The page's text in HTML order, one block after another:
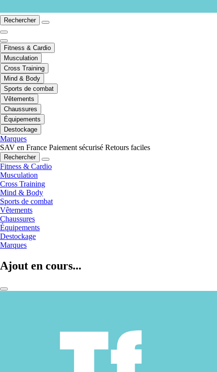
Rechercher
Fitness & Cardio
Musculation
Cross Training
Mind & Body
Sports de combat
Vêtements
Chaussures
Équipements
Destockage
Marques
SAV en France Paiement sécurisé Retours faciles
Rechercher
Fitness & Cardio
Musculation
Cross Training
Mind & Body
Sports de combat
Vêtements
Chaussures
Équipements
Destockage
Marques
Ajout en cours...